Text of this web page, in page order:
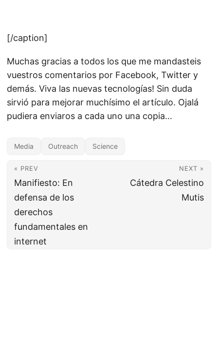
[/caption]
Muchas gracias a todos los que me mandasteis
vuestros comentarios por Facebook, Twitter y
demás. Viva las nuevas tecnologías! Sin duda
sirvió para mejorar muchísimo el artículo. Ojalá
pudiera enviaros a cada uno una copia…
Media Outreach Science
« PREV
Manifiesto: En
defensa de los
derechos
fundamentales en
internet
NEXT »
Cátedra Celestino
Mutis